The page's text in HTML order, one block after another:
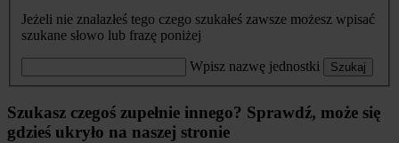
Jeżeli nie znalazłeś tego czego szukałeś zawsze możesz wpisać
szukane słowo lub frazę poniżej
Wpisz nazwę jednostki Szukaj
Szukasz czegoś zupełnie innego? Sprawdź, może się
gdzieś ukryło na naszej stronie